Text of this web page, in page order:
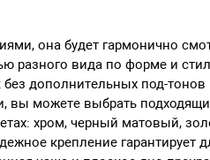
она будет гармонично
разного вида по форме и
дополнительных под-тонов
можете выбрать
хром, черный матовый,
крепление